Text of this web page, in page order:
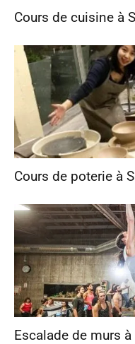
Cours de cuisine à
Cours de poterie à
Escalade de murs